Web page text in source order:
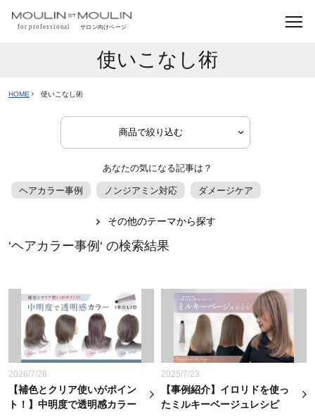
使いこなし術
HOME 使いこなし術
あなたの気になる記事は？
ヘアカラー事例 ノンジアミン対応 ダメージケア
その他のテーマから探す
‘ヘアカラー事例‘ の検索結果
2026/7/28
【補色とクリア使いがポイン
ト！】中明度で透明感カラー
2025/7/23
【事例紹介】イロリドを使っ
たミルキーベージュレシピ